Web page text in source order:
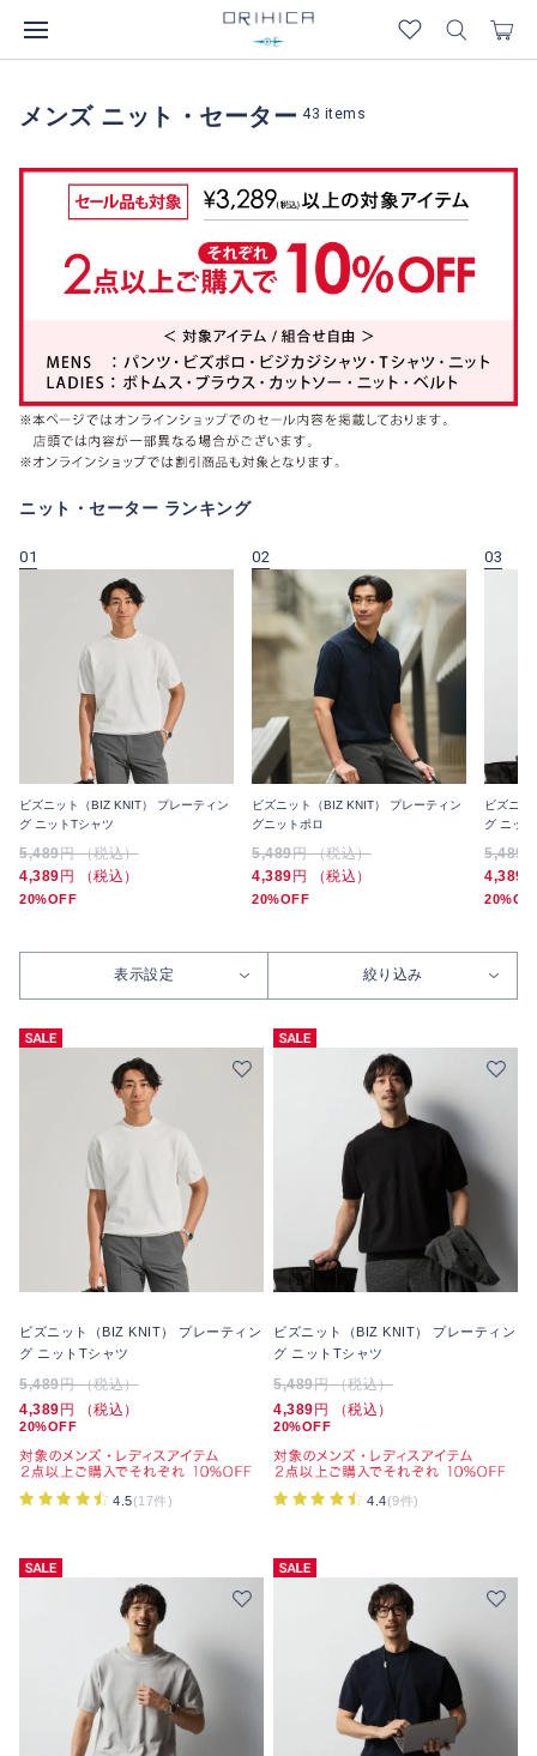
メンズ ニット・セーター 43 items
ニット・セーター ランキング
01
ビズニット（BIZ KNIT） プレーティン
グ ニットTシャツ
5,489円 （税込）
4,389 円 （税込）
20%OFF
02
ビズニット（BIZ KNIT） プレーティン
グニットポロ
5,489円 （税込）
4,389 円 （税込）
20%OFF
03
ビズニ
グ ニッ
5,489
4,389
表示設定 絞り込み
ビズニット（BIZ KNIT） プレーティン
グ ニットTシャツ
5,489円 （税込）
4,389 円 （税込）
20%OFF
4.5(17件)
ビズニット（BIZ KNIT） プレーティン
グ ニットTシャツ
5,489円 （税込）
4,389 円 （税込）
20%OFF
4.4(9件)